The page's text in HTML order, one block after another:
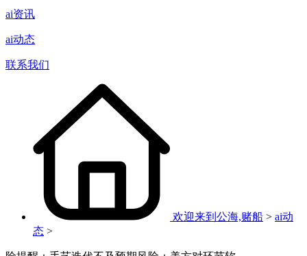
ai资讯
ai动态
联系我们
欢迎来到公海,赌船 > ai动
态 >